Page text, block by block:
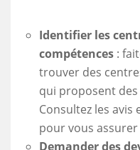
Identifier les
compétences :
trouver des
qui proposent des
Consultez les
pour vous
Demander des